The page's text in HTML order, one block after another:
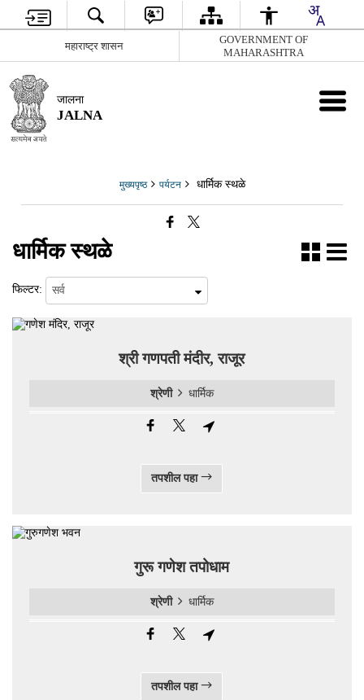
महाराष्ट्र शासन
GOVERNMENT OF
MAHARASHTRA
जालना
JALNA
मुख्यपृष्ठ पर्यटन धार्मिक स्थळे
धार्मिक स्थळे
फिल्टर:
श्री गणपती मंदीर, राजूर
श्रेणी धार्मिक
तपशील पहा
गुरू गणेश तपोधाम
श्रेणी धार्मिक
तपशील पहा